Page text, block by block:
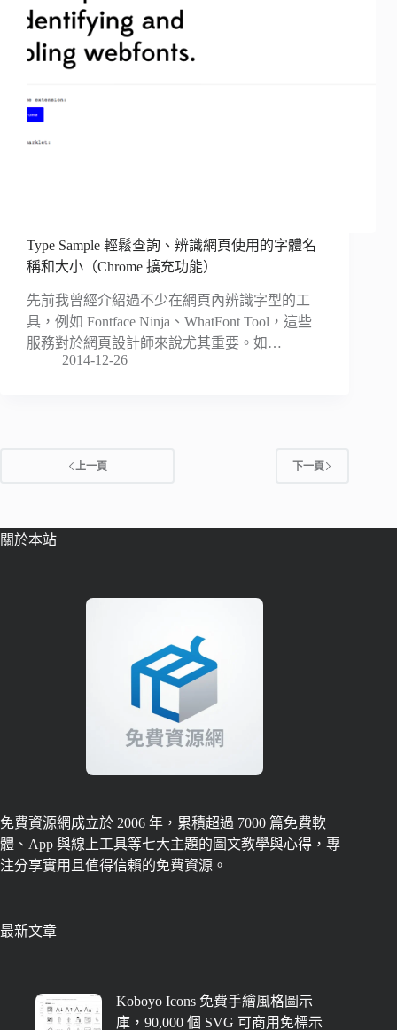
Type Sample 輕鬆查詢、辨識網頁使用的字體名
稱和大小（Chrome 擴充功能）
先前我曾經介紹過不少在網頁內辨識字型的工
具，例如 Fontface Ninja、WhatFont Tool，這些
服務對於網頁設計師來說尤其重要。如…
2014-12-26
上一頁 下一頁
關於本站
免費資源網成立於 2006 年，累積超過 7000 篇免費軟
體、App 與線上工具等七大主題的圖文教學與心得，專
注分享實用且值得信賴的免費資源。
最新文章
Koboyo Icons 免費手繪風格圖示
庫，90,000 個 SVG 可商用免標示